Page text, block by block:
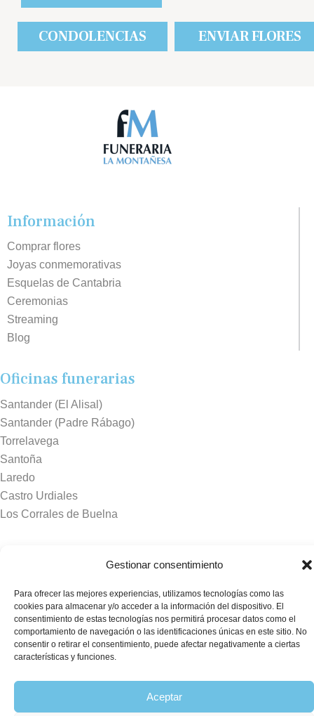
Gestionar consentimiento
Para ofrecer las mejores experiencias, utilizamos tecnologías como las
cookies para almacenar y/o acceder a la información del dispositivo. El
consentimiento de estas tecnologías nos permitirá procesar datos como el
comportamiento de navegación o las identificaciones únicas en este sitio. No
consentir o retirar el consentimiento, puede afectar negativamente a ciertas
características y funciones.
Aceptar
CONDOLENCIAS ENVIAR FLORES
Información
Comprar flores
Joyas conmemorativas
Esquelas de Cantabria
Ceremonias
Streaming
Blog
Oficinas funerarias
Santander (El Alisal)
Santander (Padre Rábago)
Torrelavega
Santoña
Laredo
Castro Urdiales
Los Corrales de Buelna
Sierrallana
Real Valle de Cayón
Laredo
Puente Viesgo